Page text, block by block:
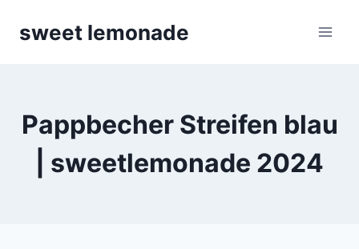
sweet lemonade
Pappbecher Streifen blau
| sweetlemonade 2024